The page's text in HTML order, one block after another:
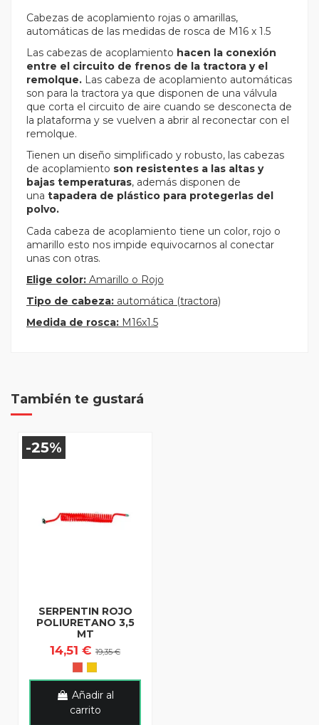
Cabezas de acoplamiento rojas o amarillas,
automáticas de las medidas de rosca de M16 x 1.5
Las cabezas de acoplamiento hacen la conexión
entre el circuito de frenos de la tractora y el
remolque. Las cabeza de acoplamiento automáticas
son para la tractora ya que disponen de una válvula
que corta el circuito de aire cuando se desconecta de
la plataforma y se vuelven a abrir al reconectar con el
remolque.
Tienen un diseño simplificado y robusto, las cabezas
de acoplamiento son resistentes a las altas y
bajas temperaturas, además disponen de
una tapadera de plástico para protegerlas del
polvo.
Cada cabeza de acoplamiento tiene un color, rojo o
amarillo esto nos impide equivocarnos al conectar
unas con otras.
Elige color: Amarillo o Rojo
Tipo de cabeza: automática (tractora)
Medida de rosca: M16x1.5
También te gustará
-25%
SERPENTIN ROJO
POLIURETANO 3,5
MT
14,51 € 19,35 €
Añadir al
carrito